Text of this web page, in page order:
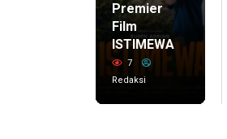
Premier
Film
ISTIMEWA
7
Redaksi